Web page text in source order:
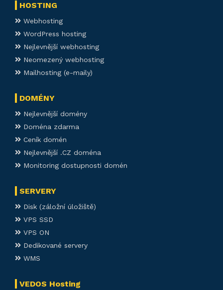
HOSTING
Webhosting
WordPress hosting
Nejlevnější webhosting
Neomezený webhosting
Mailhosting (e-maily)
DOMÉNY
Nejlevnější domény
Doména zdarma
Ceník domén
Nejlevnější .CZ doména
Monitoring dostupnosti domén
SERVERY
Disk (záložní úložiště)
VPS SSD
VPS ON
Dedikované servery
WMS
VEDOS Hosting